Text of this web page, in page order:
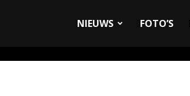
NIEUWS FOTO’S